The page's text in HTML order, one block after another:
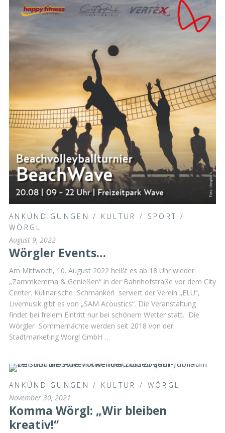
ANKÜNDIGUNGEN / KULTUR / SPORT /
WÖRGL
August 9, 2022
Wörgler Events…
Am Mittwoch, 10. August 2022 heißt es ab 18 Uhr wieder
„Zammkemma & Genießen“ in der Bahnhofstraße vor dem City
Center. Kulinarische Schmankerl serviert der Verein „ELU“,
Livemusik gibt es von „SAM Acoustics“. Die Veranstaltung
findet bei freiem Eintritt nur bei schönem Wetter statt. Die
Wörgler Sommernächte werden seit 2018 von der
Stadtmarketing Wörgl GmbH …
ANKÜNDIGUNGEN / KULTUR / WÖRGL
November 30, 2021
Komma Wörgl: „Wir bleiben
kreativ!“